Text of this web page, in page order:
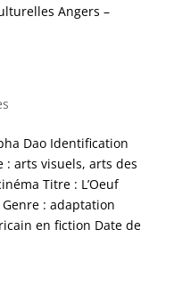
Angers –
Dao Identification
: arts visuels, arts des
Titre : L’Oeuf
: adaptation
en fiction Date de